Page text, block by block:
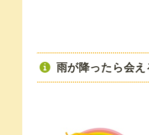
雨が降ったら会え